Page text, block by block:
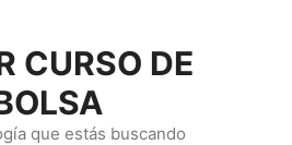
CURSO DE
que estás buscando